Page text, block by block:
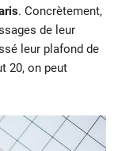
. Concrètement,
de leur
leur plafond de
20, on peut